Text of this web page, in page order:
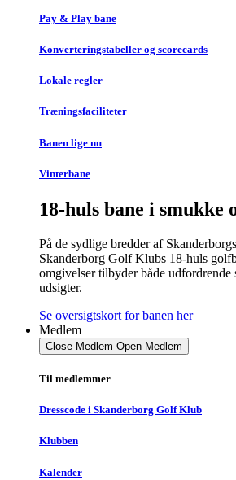
Pay & Play bane
Konverteringstabeller og scorecards
Lokale regler
Træningsfaciliteter
Banen lige nu
Vinterbane
18-huls bane i smukke
På de sydlige bredder af
Skanderborg Golf Klubs 18-huls
omgivelser tilbyder både udfordrende
udsigter.
Se oversigtskort for banen her
Medlem
Close Medlem Open Medlem
Til medlemmer
Dresscode i Skanderborg Golf Klub
Klubben
Kalender